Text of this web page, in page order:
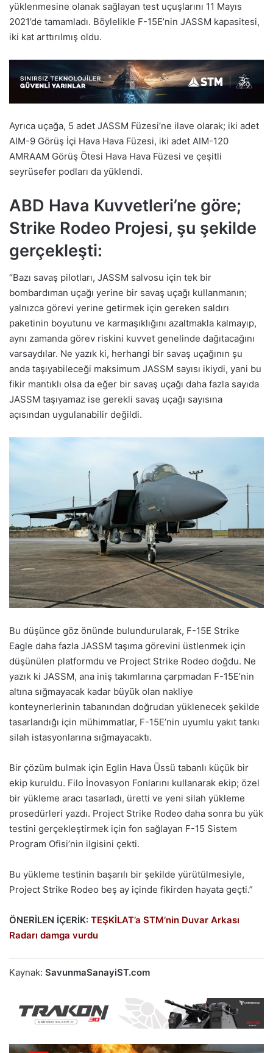
yüklenmesine olanak sağlayan test uçuşlarını 11 Mayıs
2021’de tamamladı. Böylelikle F-15E’nin JASSM kapasitesi,
iki kat arttırılmış oldu.
Ayrıca uçağa, 5 adet JASSM Füzesi’ne ilave olarak; iki adet
AIM-9 Görüş İçi Hava Hava Füzesi, iki adet AIM-120
AMRAAM Görüş Ötesi Hava Hava Füzesi ve çeşitli
seyrüsefer podları da yüklendi.
ABD Hava Kuvvetleri’ne göre;
Strike Rodeo Projesi, şu şekilde
gerçekleşti:
“Bazı savaş pilotları, JASSM salvosu için tek bir
bombardıman uçağı yerine bir savaş uçağı kullanmanın;
yalnızca görevi yerine getirmek için gereken saldırı
paketinin boyutunu ve karmaşıklığını azaltmakla kalmayıp,
aynı zamanda görev riskini kuvvet genelinde dağıtacağını
varsaydılar. Ne yazık ki, herhangi bir savaş uçağının şu
anda taşıyabileceği maksimum JASSM sayısı ikiydi, yani bu
fikir mantıklı olsa da eğer bir savaş uçağı daha fazla sayıda
JASSM taşıyamaz ise gerekli savaş uçağı sayısına
açısından uygulanabilir değildi.
Bu düşünce göz önünde bulundurularak, F-15E Strike
Eagle daha fazla JASSM taşıma görevini üstlenmek için
düşünülen platformdu ve Project Strike Rodeo doğdu. Ne
yazık ki JASSM, ana iniş takımlarına çarpmadan F-15E’nin
altına sığmayacak kadar büyük olan nakliye
konteynerlerinin tabanından doğrudan yüklenecek şekilde
tasarlandığı için mühimmatlar, F-15E’nin uyumlu yakıt tankı
silah istasyonlarına sığmayacaktı.
Bir çözüm bulmak için Eglin Hava Üssü tabanlı küçük bir
ekip kuruldu. Filo İnovasyon Fonlarını kullanarak ekip; özel
bir yükleme aracı tasarladı, üretti ve yeni silah yükleme
prosedürleri yazdı. Project Strike Rodeo daha sonra bu yük
testini gerçekleştirmek için fon sağlayan F-15 Sistem
Program Ofisi’nin ilgisini çekti.
Bu yükleme testinin başarılı bir şekilde yürütülmesiyle,
Project Strike Rodeo beş ay içinde fikirden hayata geçti.”
ÖNERİLEN İÇERİK: TEŞKİLAT’a STM’nin Duvar Arkası
Radarı damga vurdu
Kaynak: SavunmaSanayiST.com